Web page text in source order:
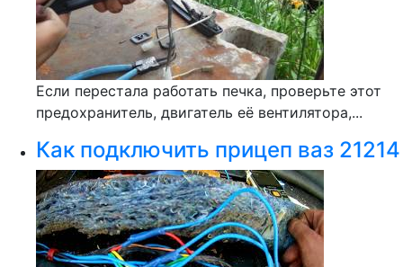
Если перестала работать печка, проверьте этот
предохранитель, двигатель её вентилятора,...
Как подключить прицеп ваз 21214